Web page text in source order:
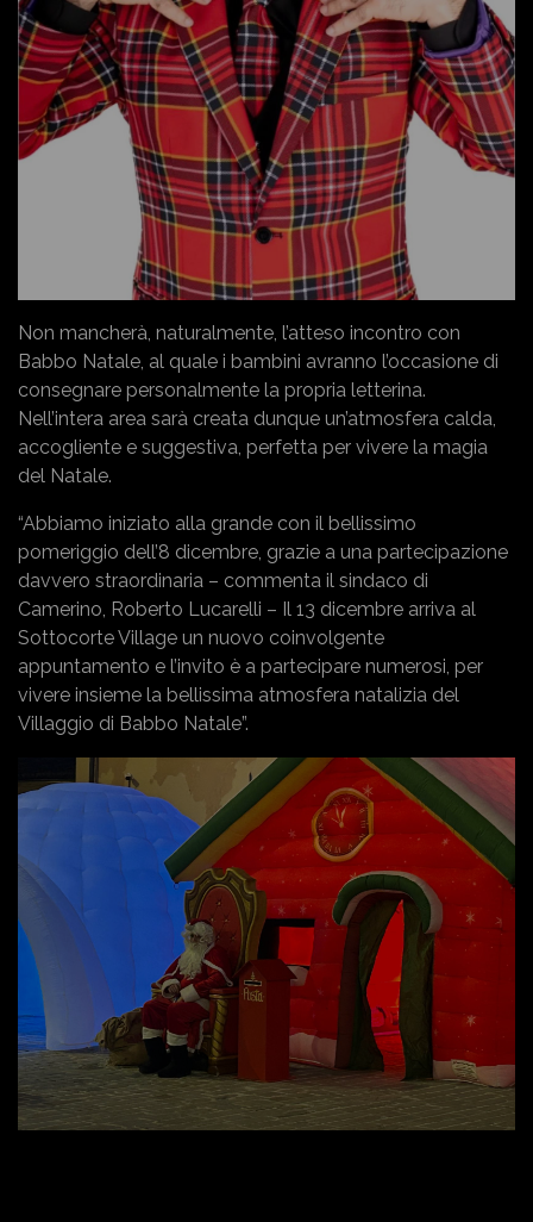
Non mancherà, naturalmente, l’atteso incontro con
Babbo Natale, al quale i bambini avranno l’occasione di
consegnare personalmente la propria letterina.
Nell’intera area sarà creata dunque un’atmosfera calda,
accogliente e suggestiva, perfetta per vivere la magia
del Natale.
“Abbiamo iniziato alla grande con il bellissimo
pomeriggio dell’8 dicembre, grazie a una partecipazione
davvero straordinaria – commenta il sindaco di
Camerino, Roberto Lucarelli – Il 13 dicembre arriva al
Sottocorte Village un nuovo coinvolgente
appuntamento e l’invito è a partecipare numerosi, per
vivere insieme la bellissima atmosfera natalizia del
Villaggio di Babbo Natale”.